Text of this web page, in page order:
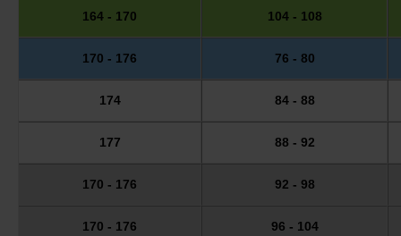
164 - 170 104 - 108
170 - 176 76 - 80
174 84 - 88
177 88 - 92
170 - 176 92 - 98
170 - 176 96 - 104